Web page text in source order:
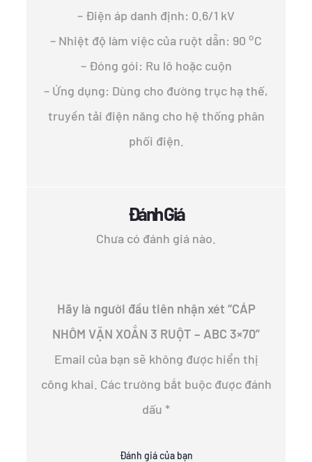
– Điện áp danh định: 0.6/1 kV
– Nhiệt độ làm việc của ruột dẫn: 90 oC
– Đóng gói: Ru lô hoặc cuộn
– Ứng dụng: Dùng cho đường trục hạ thế,
truyền tải điện năng cho hệ thống phân
phối điện.
Đánh Giá
Chưa có đánh giá nào.
Hãy là người đầu tiên nhận xét “CÁP
NHÔM VẶN XOẮN 3 RUỘT – ABC 3×70”
Email của bạn sẽ không được hiển thị
công khai. Các trường bắt buộc được đánh
dấu *
Đánh giá của bạn